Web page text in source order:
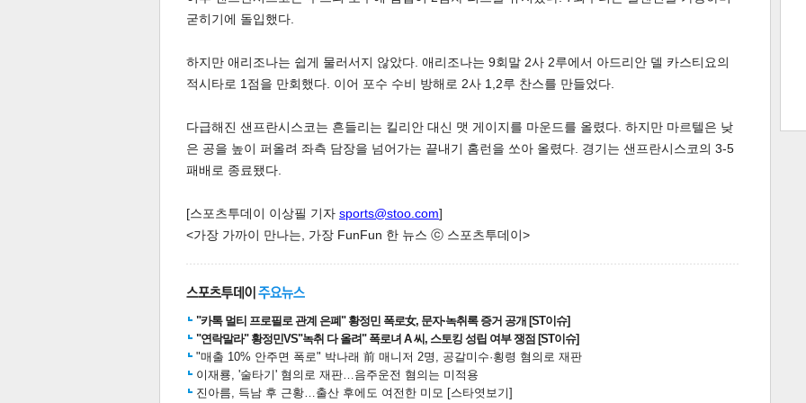
스북 터 공 공유 버블
달기 트 크
굳히기에 돌입했다.
하지만 애리조나는 쉽게 물러서지 않았다. 애리조나는 9회말 2사 2루에서 아드리안 델 카스티요의
적시타로 1점을 만회했다. 이어 포수 수비 방해로 2사 1,2루 찬스를 만들었다.
다급해진 샌프란시스코는 흔들리는 킬리안 대신 맷 게이지를 마운드를 올렸다. 하지만 마르텔은 낮
은 공을 높이 퍼올려 좌측 담장을 넘어가는 끝내기 홈런을 쏘아 올렸다. 경기는 샌프란시스코의 3-5
패배로 종료됐다.
[스포츠투데이 이상필 기자 sports@stoo.com]
<가장 가까이 만나는, 가장 FunFun 한 뉴스 ⓒ 스포츠투데이>
"카톡 멀티 프로필로 관계 은폐" 황정민 폭로女, 문자·녹취록 증거 공개 [ST이슈]
"연락말라" 황정민VS"녹취 다 올려" 폭로녀 A 씨, 스토킹 성립 여부 쟁점 [ST이슈]
"매출 10% 안주면 폭로" 박나래 前 매니저 2명, 공갈미수·횡령 혐의로 재판
이재룡, '술타기' 혐의로 재판…음주운전 혐의는 미적용
진아름, 득남 후 근황…출산 후에도 여전한 미모 [스타엿보기]